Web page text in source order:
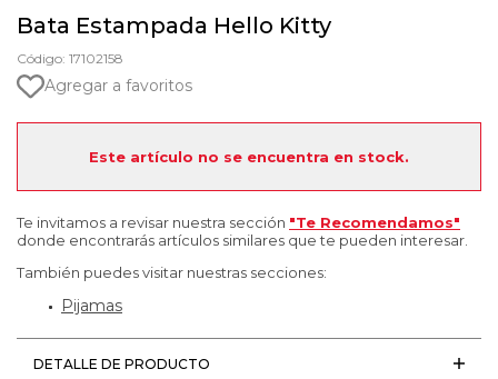
Bata Estampada Hello Kitty
Código: 17102158
Agregar a favoritos
Este artículo no se encuentra en stock.
Te invitamos a revisar nuestra sección "Te Recomendamos"
donde encontrarás artículos similares que te pueden interesar.
También puedes visitar nuestras secciones:
Pijamas
DETALLE DE PRODUCTO